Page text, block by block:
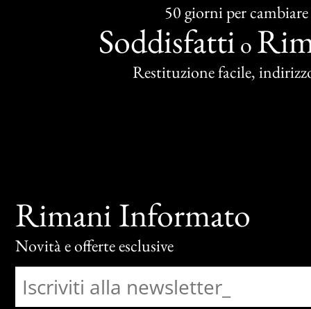
50 giorni per cambiare
Soddisfatti o
Restituzione facile,
Rimani Informato
Novità e offerte esclusive